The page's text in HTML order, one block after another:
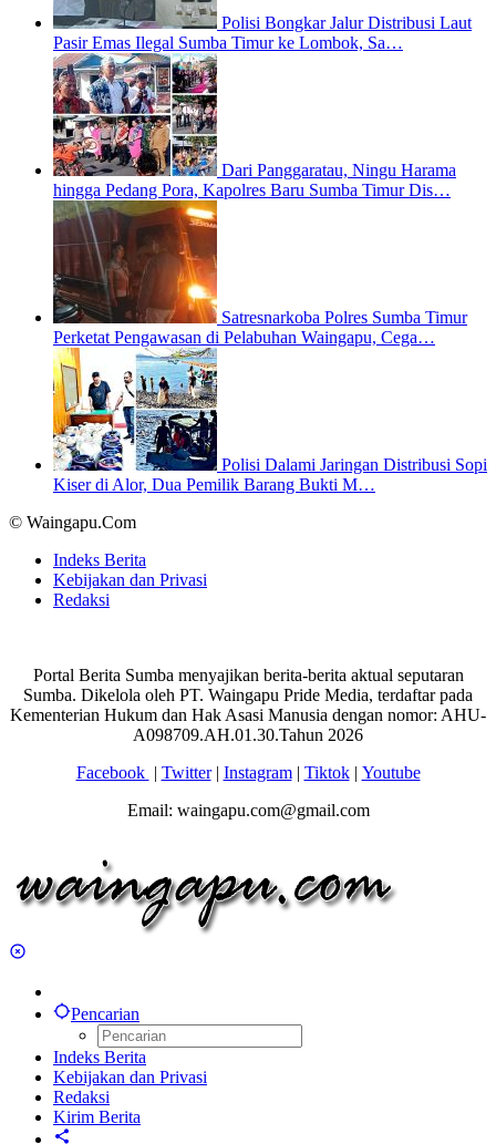
Polisi Bongkar Jalur Distribusi Laut
Pasir Emas Ilegal Sumba Timur ke Lombok, Sa…
Dari Panggaratau, Ningu Harama
hingga Pedang Pora, Kapolres Baru Sumba Timur Dis…
Satresnarkoba Polres Sumba Timur
Perketat Pengawasan di Pelabuhan Waingapu, Cega…
Polisi Dalami Jaringan Distribusi Sopi
Kiser di Alor, Dua Pemilik Barang Bukti M…
© Waingapu.Com
Indeks Berita
Kebijakan dan Privasi
Redaksi
Portal Berita Sumba menyajikan berita-berita aktual seputaran
Sumba. Dikelola oleh PT. Waingapu Pride Media, terdaftar pada
Kementerian Hukum dan Hak Asasi Manusia dengan nomor: AHU-
A098709.AH.01.30.Tahun 2026
Facebook | Twitter| Instagram| Tiktok| Youtube
Email: waingapu.com@gmail.com
Pencarian
Indeks Berita
Kebijakan dan Privasi
Redaksi
Kirim Berita